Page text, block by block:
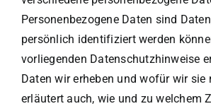
Personenbezogene Daten sind
persönlich identifiziert werden
vorliegenden Datenschutzhinweise
Daten wir erheben und wofür wir sie
erläutert auch, wie und zu welchem